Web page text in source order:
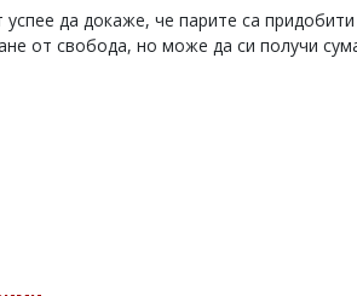
да докаже, че парите са
от свобода, но може да си получи